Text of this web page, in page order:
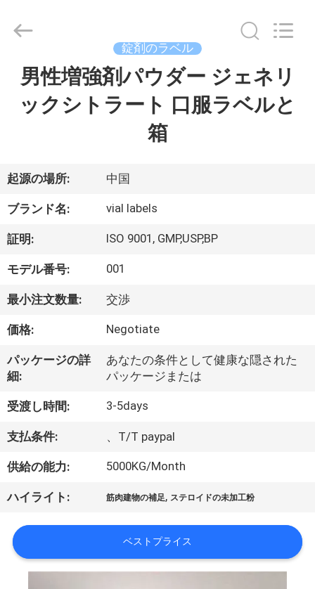
ダ
ク
ト
私
に
つ
い
て
工
場
旅
行
2017
(Xiamen)
Industry
錠剤のラベル
男性増強剤パウダー ジェネリ
ックシトラート 口服ラベルと
箱
起源の場所: 中国
ブランド名: vial labels
証明: ISO 9001, GMP,USP,BP
モデル番号: 001
最小注文数量: 交渉
価格: Negotiate
パッケージの詳
細:
あなたの条件として健康な隠された
パッケージまたは
受渡し時間: 3-5days
支払条件: 、T/T paypal
供給の能力: 5000KG/Month
ハイライト: 筋肉建物の補足, ステロイドの未加工粉
ベストプライス